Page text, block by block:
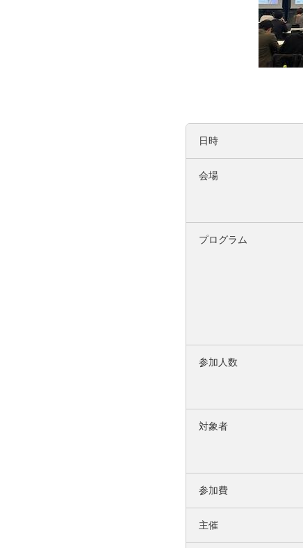
日時
会場
プログラム
参加人数
対象者
参加費
主催